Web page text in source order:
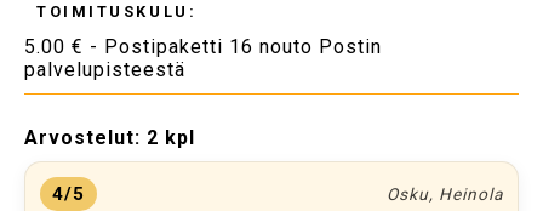
TOIMITUSKULU:
5.00 € - Postipaketti 16 nouto Postin
palvelupisteestä
Arvostelut: 2 kpl
4/5 Osku, Heinola